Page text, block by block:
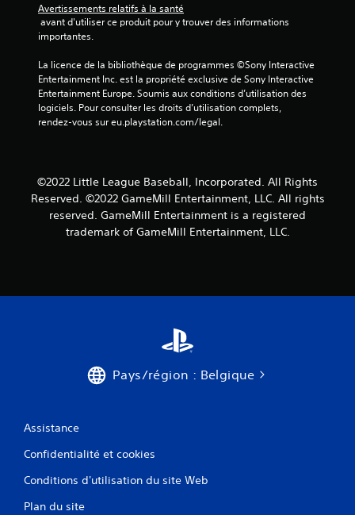
Avertissements relatifs à la santé
importantes.
La licence de la bibliothèque de programmes ©Sony Interactive
Entertainment Inc. est la propriété exclusive de Sony Interactive
Entertainment Europe. Soumis aux conditions d’utilisation des
logiciels. Pour consulter les droits d’utilisation complets,
rendez-vous sur eu.playstation.com/legal.
©2022 Little League Baseball, Incorporated. All Rights
Reserved. ©2022 GameMill Entertainment, LLC. All rights
reserved. GameMill Entertainment is a registered
trademark of GameMill Entertainment, LLC.
Pays/région : Belgique
Assistance
Confidentialité et cookies
Conditions d'utilisation du site Web
Plan du site